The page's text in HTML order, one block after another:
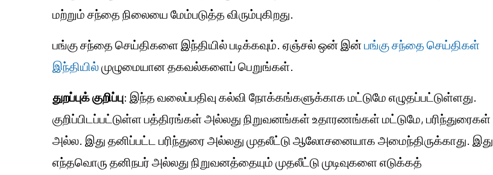
மற்றும் சந்தை நிலையை மேம்படுத்த விரும்புகிறது.
பங்கு சந்தை செய்திகளை இந்தியில் படிக்கவும். ஏஞ்சல் ஒன் இன்பங்கு சந்தை செய்திகள்
இந்தியில்முழுமையான தகவல்களைப் பெறுங்கள்.
துறப்புக் குறிப்பு: இந்த வலைப்பதிவு கல்வி நோக்கங்களுக்காக மட்டுமே எழுதப்பட்டுள்ளது.
குறிப்பிடப்பட்டுள்ள பத்திரங்கள் அல்லது நிறுவனங்கள் உதாரணங்கள் மட்டுமே, பரிந்துரைகள்
அல்ல. இது தனிப்பட்ட பரிந்துரை அல்லது முதலீட்டு ஆலோசனையாக அமைந்திருக்காது. இது
எந்தவொரு தனிநபர் அல்லது நிறுவனத்தையும் முதலீட்டு முடிவுகளை எடுக்கத்